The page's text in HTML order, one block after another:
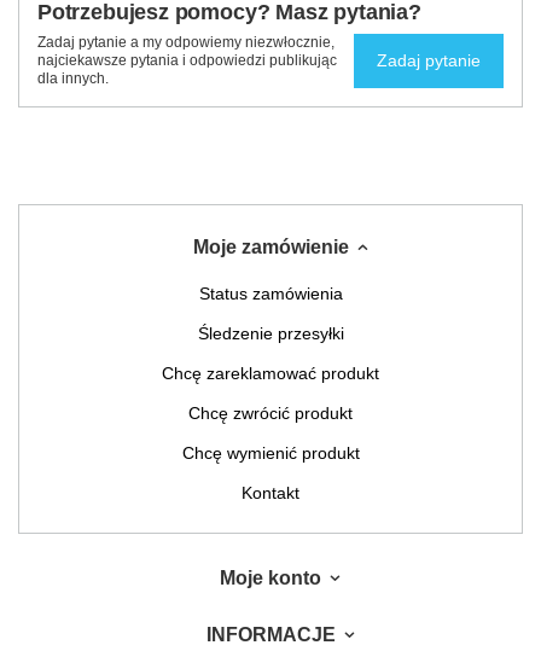
Potrzebujesz pomocy? Masz pytania?
Zadaj pytanie a my odpowiemy niezwłocznie,
najciekawsze pytania i odpowiedzi publikując
dla innych.
Zadaj pytanie
Moje zamówienie
Status zamówienia
Śledzenie przesyłki
Chcę zareklamować produkt
Chcę zwrócić produkt
Chcę wymienić produkt
Kontakt
Moje konto
INFORMACJE